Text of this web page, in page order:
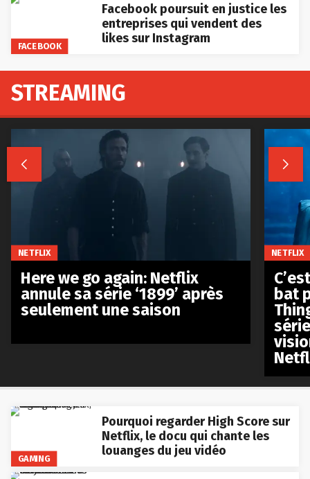
FACEBOOK
Facebook poursuit en justice les
entreprises qui vendent des
likes sur Instagram
GAMING
Pourquoi regarder High Score sur
Netflix, le docu qui chante les
louanges du jeu vidéo
STREAMING
 
NETFLIX
Here we go again: Netflix
annule sa série ‘1899’ après
seulement une saison
NETFLIX
bat